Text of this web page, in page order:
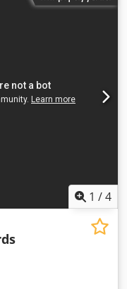
μας για να
αισθητική
εργοστάσιά σας,
1 /4